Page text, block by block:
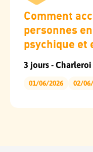
Comment
personnes
psychique et
3 jours - Charleroi
01/06/2026 02/